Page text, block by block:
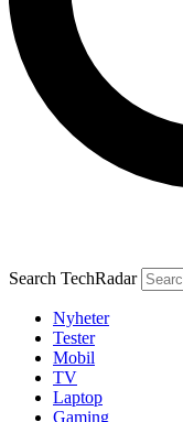
Search TechRadar
Nyheter
Tester
Mobil
TV
Laptop
Gaming